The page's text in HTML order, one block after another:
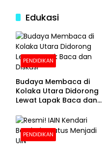
Edukasi
PENDIDIKAN
Budaya Membaca di
Kolaka Utara Didorong
Lewat Lapak Baca dan
PENDIDIKAN